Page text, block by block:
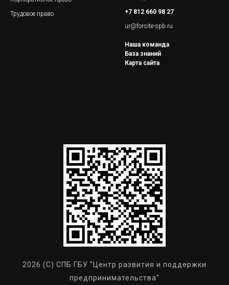
Трудовое право
+7 812 660 98 27
ur@forsite-spb.ru
Наша команда
База знаний
Карта сайта
2026 (C) СПБ ГБУ "Центр развития и поддержки
предпринимательства"